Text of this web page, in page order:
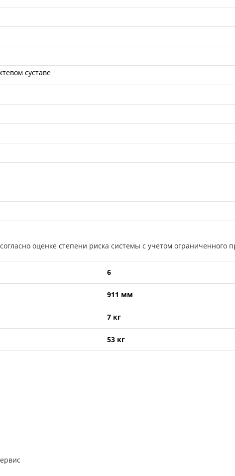
суставе
оценке степени риска системы с учетом ограниченного
6
911 мм
7 кг
53 кг